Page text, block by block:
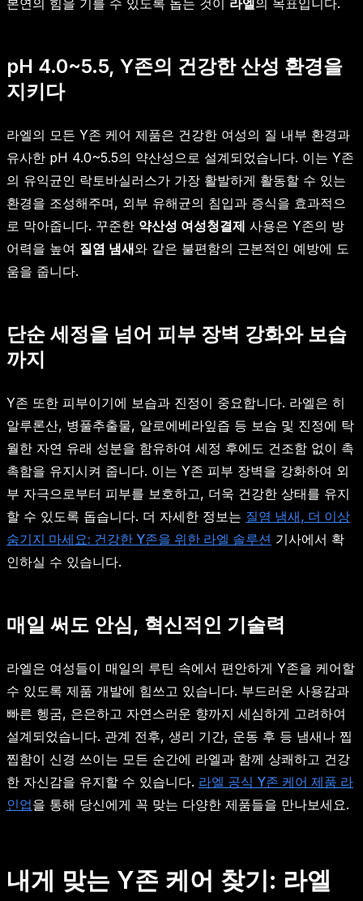
pH 4.0~5.5, Y존의 건강한 산성 환경을
지키다
라엘의 모든 Y존 케어 제품은 건강한 여성의 질 내부 환경과
유사한 pH 4.0~5.5의 약산성으로 설계되었습니다. 이는 Y존
의 유익균인 락토바실러스가 가장 활발하게 활동할 수 있는
환경을 조성해주며, 외부 유해균의 침입과 증식을 효과적으
로 막아줍니다. 꾸준한 약산성 여성청결제 사용은 Y존의 방
어력을 높여 질염 냄새와 같은 불편함의 근본적인 예방에 도
움을 줍니다.
단순 세정을 넘어 피부 장벽 강화와 보습
까지
Y존 또한 피부이기에 보습과 진정이 중요합니다. 라엘은 히
알루론산, 병풀추출물, 알로에베라잎즙 등 보습 및 진정에 탁
월한 자연 유래 성분을 함유하여 세정 후에도 건조함 없이 촉
촉함을 유지시켜 줍니다. 이는 Y존 피부 장벽을 강화하여 외
부 자극으로부터 피부를 보호하고, 더욱 건강한 상태를 유지
할 수 있도록 돕습니다. 더 자세한 정보는 질염 냄새, 더 이상
숨기지 마세요: 건강한 Y존을 위한 라엘 솔루션 기사에서 확
인하실 수 있습니다.
매일 써도 안심, 혁신적인 기술력
라엘은 여성들이 매일의 루틴 속에서 편안하게 Y존을 케어할
수 있도록 제품 개발에 힘쓰고 있습니다. 부드러운 사용감과
빠른 헹굼, 은은하고 자연스러운 향까지 세심하게 고려하여
설계되었습니다. 관계 전후, 생리 기간, 운동 후 등 냄새나 찝
찝함이 신경 쓰이는 모든 순간에 라엘과 함께 상쾌하고 건강
한 자신감을 유지할 수 있습니다. 라엘 공식 Y존 케어 제품 라
인업을 통해 당신에게 꼭 맞는 다양한 제품들을 만나보세요.
내게 맞는 Y존 케어 찾기: 라엘